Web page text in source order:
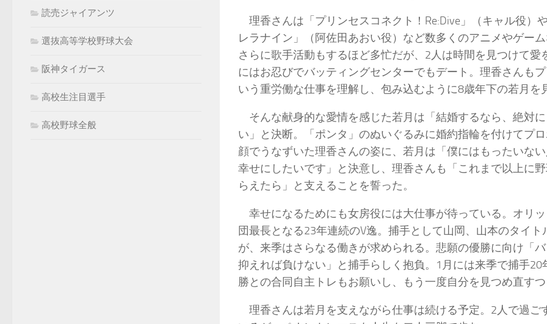
理香さんは「プリンセスコネクト！Re:Dive」（キャル役）
レラナイン」（阿佐田あおい役）など数多くのアニメやゲー
さらに歌手活動もするほど多忙だが、2人は時間を見つけて愛
にはお忍びでバッティングセンターでもデート。理香さんも
いう重労働な仕事を理解し、包み込むように8歳年下の若月を
そんな献身的な愛情を感じた若月は「結婚するなら、絶対
い」と決断。「ポンタ」のぬいぐるみに婚約指輪を付けてプ
顔でうなずいた理香さんの姿に、若月は「僕にはもったいな
幸せにしたいです」と決意し、理香さんも「これまで以上に
らえたら」と支えることを誓った。
幸せになるためにも女房役には大仕事が待っている。オリ
団最長となる23年連続のV逸。捕手として山岡、山本のタイト
が、来季はさらなる働きが求められる。悲願の優勝に向け「
抑えれば負けない」と捕手らしく抱負。1月には来季で捕手20
勝との合同自主トレもお願いし、もう一度自分を見つめ直す
理香さんは若月を支えながら仕事は続ける予定。2人で過ご
読売ジャイアンツ
選抜高等学校野球大会
阪神タイガース
高校生注目選手
高校野球全般